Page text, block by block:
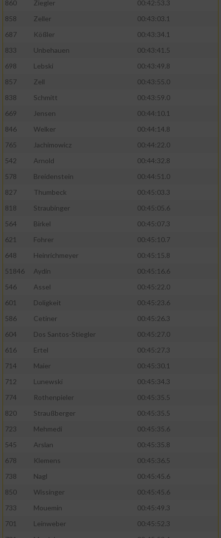
860
Ziegler
00:42:53.3
858
Zeller
00:43:03.1
687
Kößler
00:43:34.1
833
Unbehauen
00:43:41.5
698
Lebski
00:43:49.8
857
Zell
00:43:55.0
838
Schmitt
00:43:59.0
669
Jensen
00:44:10.1
846
Welker
00:44:14.8
765
Jachimowicz
00:44:22.0
542
Arnold
00:44:32.8
578
Breidenstein
00:44:51.0
827
Thumbeck
00:45:03.3
818
Straubinger
00:45:05.6
564
Birkel
00:45:07.3
621
Fohrer
00:45:10.7
648
Heinrichmeyer
00:45:15.8
51846
Aydin
00:45:16.6
546
Assel
00:45:22.0
601
Doligkeit
00:45:23.6
586
Cetiner
00:45:26.3
604
Dos Santos-Stiegler
00:45:27.0
616
Ertel
00:45:27.3
714
Maier
00:45:30.1
712
Lunewski
00:45:34.3
774
Rothenpieler
00:45:35.5
820
Straußberger
00:45:35.5
723
Mehmedi
00:45:35.6
545
Arslan
00:45:35.8
678
Klemens
00:45:36.5
738
Nagl
00:45:45.6
850
Wissinger
00:45:45.6
733
Mouemin
00:45:49.3
701
Leinweber
00:45:52.3